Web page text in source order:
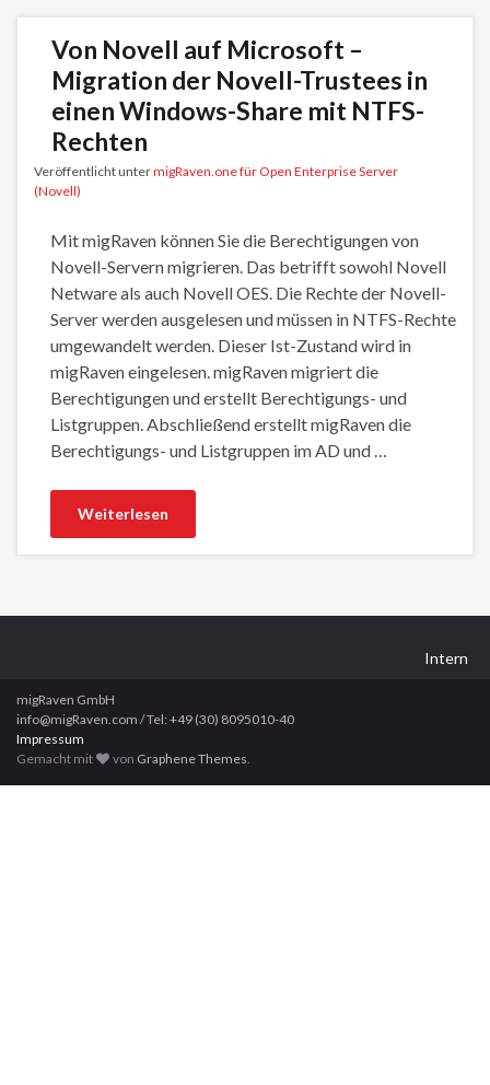
Von Novell auf Microsoft –
Migration der Novell-Trustees in
einen Windows-Share mit NTFS-
Rechten
Veröffentlicht untermigRaven.one für Open Enterprise Server
(Novell)
Mit migRaven können Sie die Berechtigungen von
Novell-Servern migrieren. Das betrifft sowohl Novell
Netware als auch Novell OES. Die Rechte der Novell-
Server werden ausgelesen und müssen in NTFS-Rechte
umgewandelt werden. Dieser Ist-Zustand wird in
migRaven eingelesen. migRaven migriert die
Berechtigungen und erstellt Berechtigungs- und
Listgruppen. Abschließend erstellt migRaven die
Berechtigungs- und Listgruppen im AD und …
Weiterlesen
Intern
migRaven GmbH
info@migRaven.com / Tel: +49 (30) 8095010-40
Impressum
Gemacht mit
von Graphene Themes